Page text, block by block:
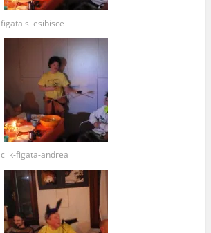
figata si esibisce
clik-figata-andrea